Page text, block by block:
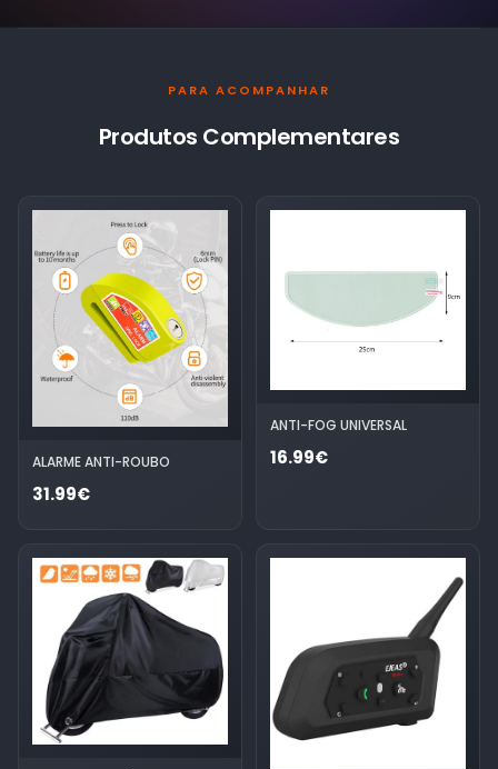
PARA ACOMPANHAR
Produtos Complementares
ALARME ANTI-ROUBO
31.99€
ANTI-FOG UNIVERSAL
16.99€